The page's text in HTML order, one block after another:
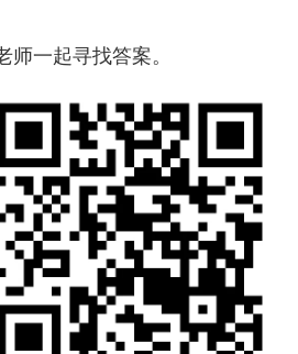
师一起寻找答案。